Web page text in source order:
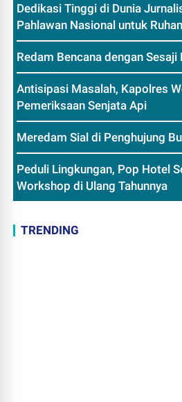
Dedikasi Tinggi di Dunia
Pahlawan Nasional untuk
Redam Bencana dengan Sesaji
Antisipasi Masalah, Kapolres
Pemeriksaan Senjata Api
Meredam Sial di Penghujung
Peduli Lingkungan, Pop Hotel
Workshop di Ulang Tahunnya
TRENDING